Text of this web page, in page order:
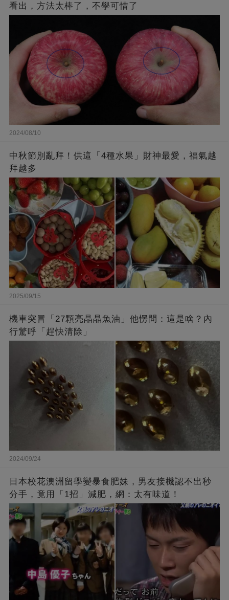
看出，方法太棒了，不學可惜了
2024/08/10
中秋節別亂拜！供這「4種水果」財神最愛，福氣越
拜越多
2025/09/15
機車突冒「27顆亮晶晶魚油」他愣問：這是啥？內
行驚呼「趕快清除」
2024/09/24
日本校花澳洲留學變暴食肥妹，男友接機認不出秒
分手，竟用「1招」減肥，網：太有味道！